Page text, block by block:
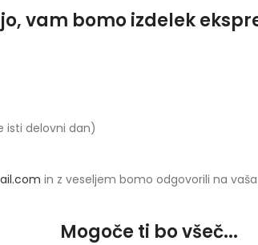
vam bomo izdelek
isti delovni dan)
in z veseljem bomo odgovorili na
Mogoče ti bo všeč...